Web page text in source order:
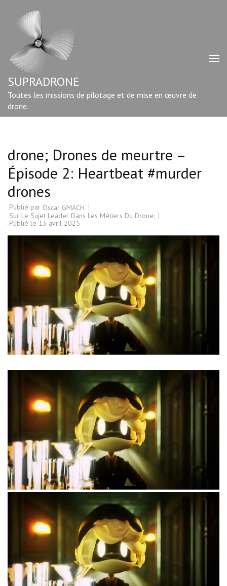
contenu
Entrée)
SUPRADRONE
Toutes les missions de pilotage et de mise en œuvre de
drone.
drone; Drones de meurtre –
Épisode 2: Heartbeat #murder
drones
Publié par Oscar GMACH
Sur Le Sujet Leader Dans Les Métiers Du Drone:
Publié le 13 avril 2025